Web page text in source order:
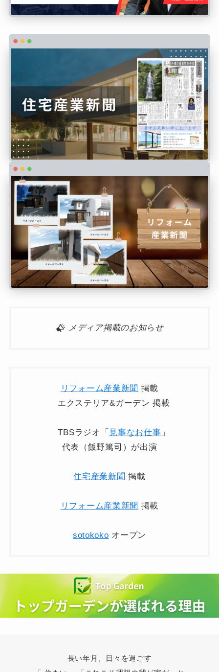
メディア掲載のお知らせ
リフォーム産業新聞 掲載
エクステリア&ガーデン 掲載
TBSラジオ「 見事なお仕事 」
代表（飯野篤司）が出演
住宅産業新聞 掲載
リフォーム産業新聞 掲載
sotokoko オープン
長い年月、日々を過ごす